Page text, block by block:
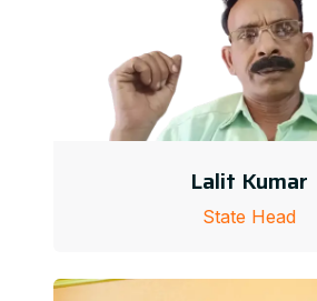
Lalit Kumar
State Head